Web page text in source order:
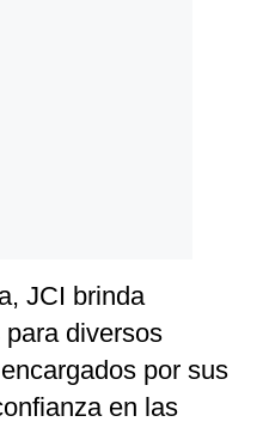
JCI brinda
diversos
por sus
en las